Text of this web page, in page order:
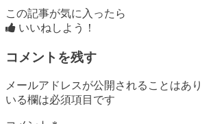
この記事が気に入ったら
いいねしよう！
コメントを残す
メールアドレスが公開されることはあり
いる欄は必須項目です